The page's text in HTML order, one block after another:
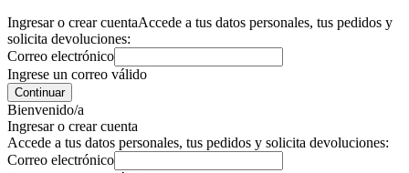
Ingresar o crear cuentaAccede a tus datos personales, tus pedidos y
solicita devoluciones:
Correo electrónico
Ingrese un correo válido
Continuar
Bienvenido/a
Ingresar o crear cuenta
Accede a tus datos personales, tus pedidos y solicita devoluciones:
Correo electrónico